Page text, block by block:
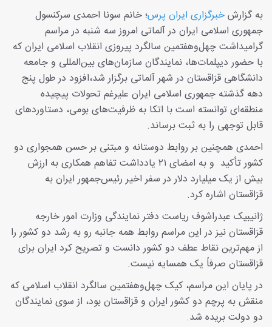
به گزارشخبرگزاری ایران پرس؛ خانم سونا احمدی سرکنسول
جمهوری اسلامی ایران در آلماتی امروز سه شنبه در مراسم
گرامیداشت چهل‌وهفتمین سالگرد پیروزی انقلاب اسلامی ایران که
با حضور دیپلمات‌ها، نمایندگان سازمان‌های بین‌المللی و جامعه
دانشگاهی قزاقستان در شهر آلماتی برگزار شد،افزود در طول پنج
دهه گذشته جمهوری اسلامی ایران علیرغم تحولات پیچیده
منطقه‌ای توانسته است با اتکا به ظرفیت‌های بومی، دستاوردهای
قابل توجهی را به ثبت برساند.
احمدی همچنین بر روابط دوستانه و مبتنی بر حسن همجواری دو
کشور تأکید و به امضای ۲۱ یادداشت تفاهم همکاری به ارزش
بیش از یک میلیارد دلار در سفر اخیر رئیس‌جمهور ایران به
قزاقستان اشاره کرد.
ژانیبیک عبدراشوف ریاست دفتر نمایندگی وزارت امور خارجه
قزاقستان نیز در این مراسم روابط همه جانبه رو به رشد دو کشور را
از مهم‌ترین نقاط عطف دو کشور دانست و تصریح کرد ایران برای
قزاقستان صرفاً یک همسایه نیست.
در پایان این مراسم، کیک چهل‌وهفتمین سالگرد انقلاب اسلامی که
منقش به پرچم دو کشور ایران و قزاقستان بود، از سوی نمایندگان
دو دولت بریده شد.